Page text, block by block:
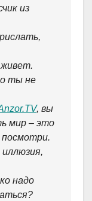
из
живет.
ты не
, вы
мир – это
посмотри.
надо